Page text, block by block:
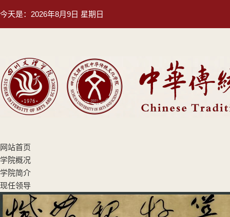
今天是： 2026年8月9日 星期日
网站首页
学院概况
学院简介
现任领导
机构设置
专业设置